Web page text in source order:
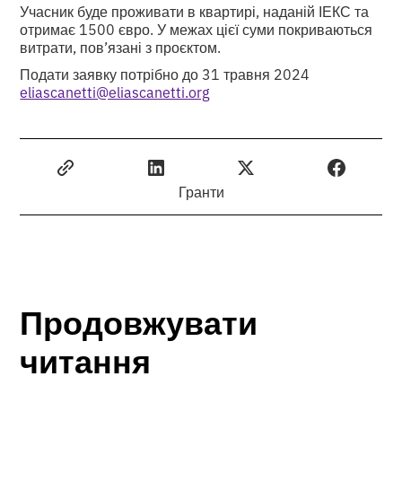
Учасник буде проживати в квартирі, наданій ІЕКС та
отримає 1500 євро. У межах цієї суми покриваються
витрати, пов’язані з проєктом.
Подати заявку потрібно до 31 травня 2024
eliascanetti@eliascanetti.org
Гранти
Продовжувати
читання